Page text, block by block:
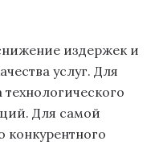
издержек и
услуг. Для
Для самой